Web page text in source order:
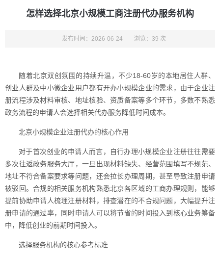
怎样选择北京小规模工商注册代办服务机构
发布时间：2026-06-24 浏览：39 次
随着北京双创氛围的持续升温，不少18-60岁的本地居住人群、
创业人群及中小微企业用户都有开办小规模企业的需求，由于企业注
册流程涉及材料审核、地址核验、资质备案等多个环节，多数不熟悉
政务流程的申请人会选择相关代办服务降低时间成本。
北京小规模企业注册代办的核心作用
对于首次创业的申请人而言，自行办理小规模企业注册往往需要
多次往返政务服务大厅，一旦出现材料缺失、经营范围填写不规范、
地址不符合备案要求等问题，还会拉长办理周期，甚至导致注册申请
被驳回。合规的相关服务机构熟悉北京各区域的工商办理规则，能够
提前协助申请人梳理注册材料，排查潜在的不合规问题，大幅提升注
册申请的通过率，同时申请人可以将节省的时间投入到核心业务筹备
中，降低创业的前期时间投入。
选择服务机构的核心参考标准